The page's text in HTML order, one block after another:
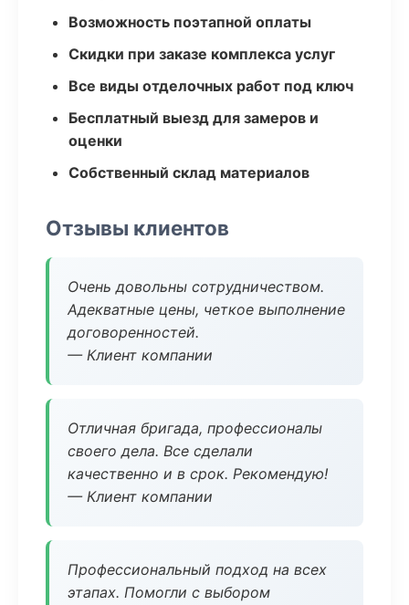
Возможность поэтапной оплаты
Скидки при заказе комплекса услуг
Все виды отделочных работ под ключ
Бесплатный выезд для замеров и
оценки
Собственный склад материалов
Отзывы клиентов
Очень довольны сотрудничеством.
Адекватные цены, четкое выполнение
договоренностей.
— Клиент компании
Отличная бригада, профессионалы
своего дела. Все сделали
качественно и в срок. Рекомендую!
— Клиент компании
Профессиональный подход на всех
этапах. Помогли с выбором